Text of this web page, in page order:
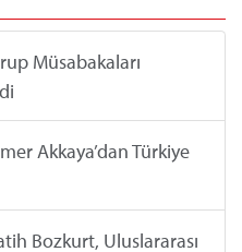
Müsabakaları
Akkaya’dan Türkiye
Bozkurt, Uluslararası